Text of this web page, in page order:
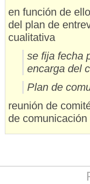
en función de
del plan de
cualitativa
se fija fecha
encarga del
Plan de
reunión de
de